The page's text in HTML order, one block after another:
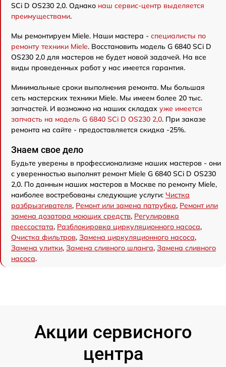
SCi D OS230 2,0. Однако наш сервис-центр выделяется
преимуществами.
Мы ремонтируем Miele. Наши мастера - специалисты по
ремонту техники Miele. Восстановить модель G 6840 SCi D
OS230 2,0 для мастеров не будет новой задачей. На все
виды проведенных работ у нас имеется гарантия.
Минимальные сроки выполнения ремонта. Мы большая
сеть мастерских техники Miele. Мы имеем более 20 тыс.
запчастей. И возможно на наших складах уже имеется
запчасть на модель G 6840 SCi D OS230 2,0. При заказе
ремонта на сайте - предоставляется скидка -25%.
Знаем свое дело
Будьте уверены в профессионализме наших мастеров - они
с уверенностью выполнят ремонт Miele G 6840 SCi D OS230
2,0. По данным наших мастеров в Москве по ремонту Miele,
наиболее востребованы следующие услуги: Чистка
разбрызгивателя, Ремонт или замена патрубка, Ремонт или
замена дозатора моющих средств, Регулировка
прессостата, Разблокировка циркуляционного насоса,
Очистка фильтров, Замена циркуляционного насоса,
Замена улитки, Замена сливного шланга, Замена сливного
насоса.
Акции сервисного
центра